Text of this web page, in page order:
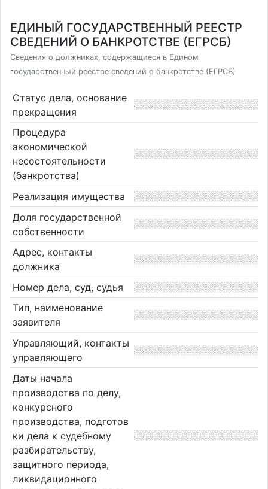
ЕДИНЫЙ ГОСУДАРСТВЕННЫЙ РЕЕСТР
СВЕДЕНИЙ О БАНКРОТСТВЕ (ЕГРСБ)
Сведения о должниках, содержащиеся в Едином
государственный реестре сведений о банкротстве (ЕГРСБ)
Статус дела, основание
прекращения
Процедура
экономической
несостоятельности
(банкротства)
Реализация имущества
Доля государственной
собственности
Адрес, контакты
должника
Номер дела, суд, судья
Тип, наименование
заявителя
Управляющий, контакты
управляющего
Даты начала
производства по делу,
конкурсного
производства, подготов
ки дела к судебному
разбирательству,
защитного периода,
ликвидационного